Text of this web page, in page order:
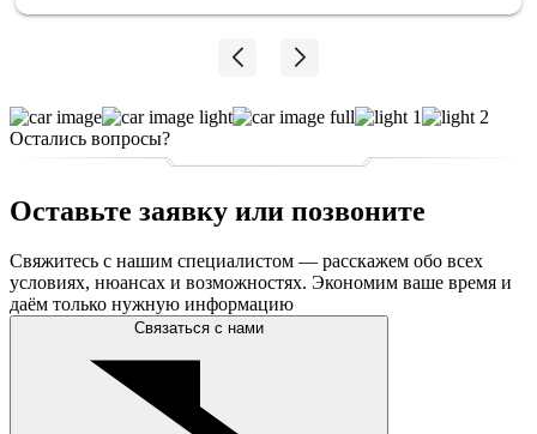
Остались вопросы?
Оставьте заявку или позвоните
Свяжитесь с нашим специалистом — расскажем обо всех
условиях, нюансах и возможностях. Экономим ваше время и
даём только нужную информацию
Связаться с нами